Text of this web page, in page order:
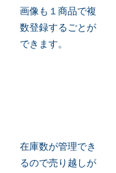
画像も１商品で複
数登録するごとが
できます。
在庫数が管理でき
るので売り越しが